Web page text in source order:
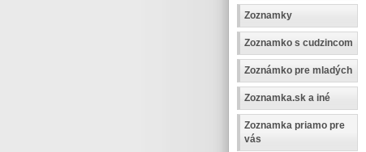
Zoznamky
Zoznamko s cudzincom
Zoznámko pre mladých
Zoznamka.sk a iné
Zoznamka priamo pre
vás